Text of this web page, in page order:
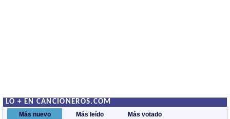
LO + EN CANCIONEROS.COM
Más nuevo Más leído Más votado